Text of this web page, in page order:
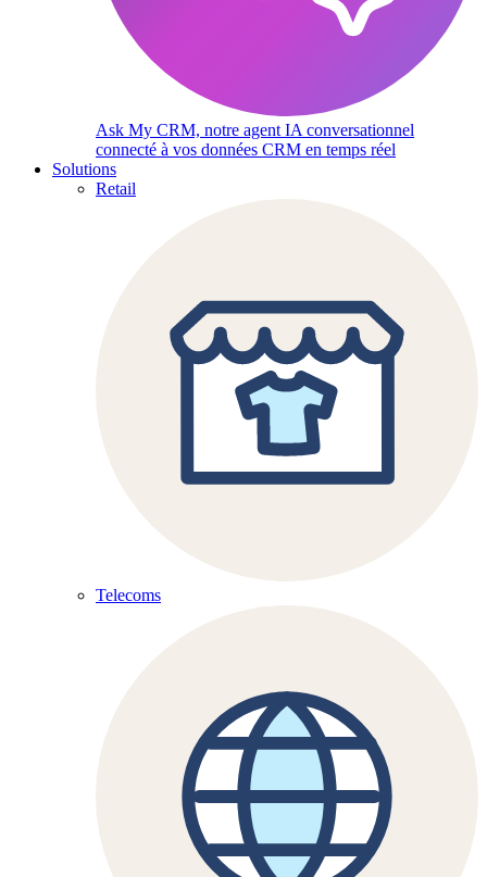
Ask My CRM, notre agent IA conversationnel
connecté à vos données CRM en temps réel
Solutions
Retail
Telecoms